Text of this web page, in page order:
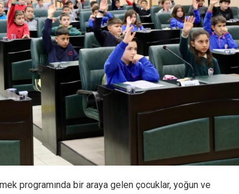
programında bir araya gelen çocuklar, yoğun ve